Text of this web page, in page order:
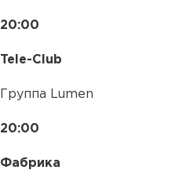
20:00
Tele-Club
Группа Lumen
20:00
Фабрика